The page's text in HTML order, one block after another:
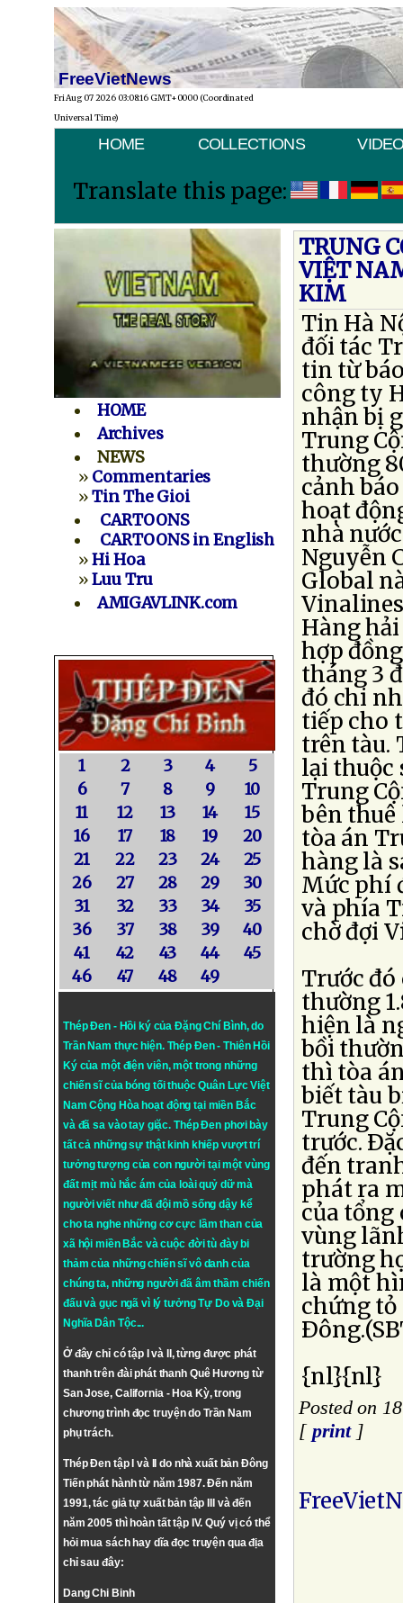
FreeVietNews
Fri Aug 07 2026 03:08:16 GMT+0000 (Coordinated
Universal Time)
HOME COLLECTIONS
Translate this page:
HOME
Archives
NEWS
» Commentaries
»Tin The Gioi
CARTOONS
CARTOONS in English
»Hi Hoa
»Luu Tru
AMIGAVLINK.com
1 2 3 4
5
6
7 8 9
10
11
12 13 14
15
16
17 18 19
20
21
22 23 24
25
26
27 28 29
30
31
32 33 34
35
36
37 38 39
40
41
42 43 44
45
46
47 48 49
Thép Đen - Hồi ký của Đặng Chí Bình, do
Trần Nam thực hiện. Thép Đen- Thiên Hồi
Ký của một điện viên, một trong những
chiến sĩ của bóng tối thuộc Quân Lực Việt
Nam Cộng Hòa hoạt động tại miền Bắc
và đã sa vào tay giặc. Thép Đen phơi bày
tất cả những sự thật kinh khiếp vượt trí
tưởng tượng của con người tại một vùng
đất mịt mù hắc ám của loài quỷ dữ mà
người viết như đã đội mồ sống dậy kể
cho ta nghe những cơ cực lầm than của
xã hội miền Bắc và cuộc đời tù đày bi
thảm của những chiến sĩ vô danh của
chúng ta, những người đã âm thầm chiến
đấu và gục ngã vì lý tưởngTự DovàĐại
Nghĩa Dân Tộc...
Ở đây chỉ có tập I và II, từng được phát
thanh trên đài phát thanh Quê Hương từ
San Jose, California - Hoa Kỳ, trong
chương trình đọc truyện do Trần Nam
phụ trách.
Thép Đen tập I và II do nhà xuất bản Đông
Tiến phát hành từ năm 1987. Đến năm
1991, tác giả tự xuất bản tập III và đến
năm 2005 thì hoàn tất tập IV. Quý vị có thể
hỏi mua sách hay dĩa đọc truyện qua địa
chỉ sau đây:
Dang Chi Binh
TRUNG
VIỆT
KIM
Tin Hà
đối tác
tin từ
công ty
nhận bị
Trung
thường
cảnh
hoạt
nhà
Nguyễn
Global
Hàng
hợp
tháng 3
đó chi
tiếp cho
trên tàu.
lại thuộc
Trung
bên thuê
tòa án
hàng là
Mức phí
và phía
chờ đợi
Trước
thường
hiện là
bồi
thì tòa
biết tàu
Trung
trước.
đến
phát ra
của tổng
vùng
trường
là một
chứng tỏ
{nl}{nl}
Posted on
[ print]